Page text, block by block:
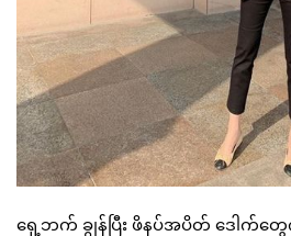
ရှေ့ဘက် ချွန်ပြီး ဖိနပ်အပိတ် ဒေါက်တွေ